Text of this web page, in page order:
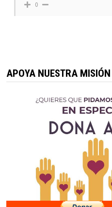
0
APOYA NUESTRA MISIÓN